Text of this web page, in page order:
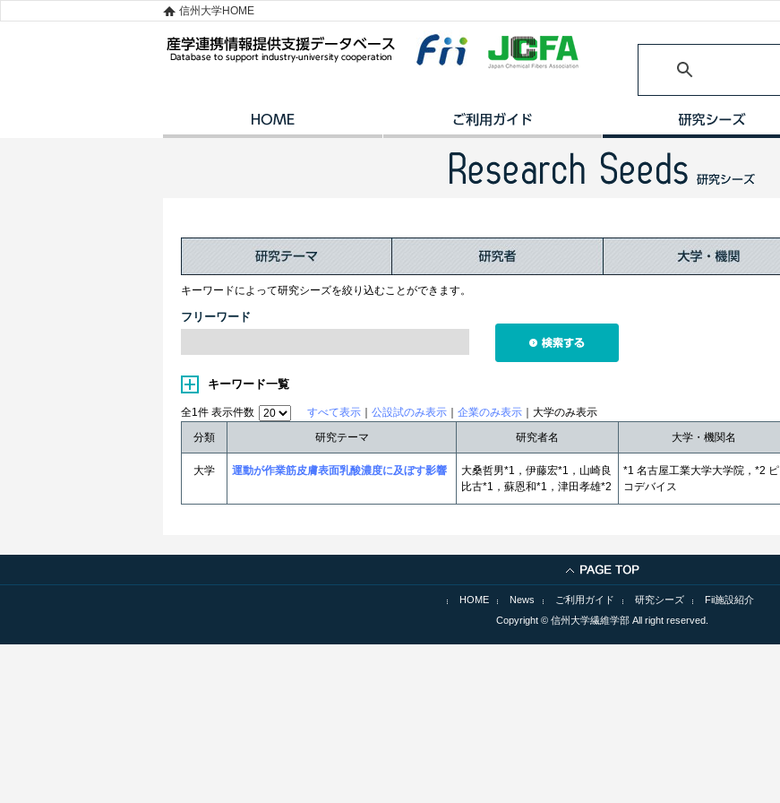
信州大学HOME
キーワードによって研究シーズを絞り込むことができます。
フリーワード
キーワード一覧
全1件 表示件数 すべて表示 公設試のみ表示 企業のみ表示 ｜大学のみ表示
分類 研究テーマ 研究者名 大学・機関名
大学 運動が作業筋皮膚表面乳酸濃度に及ぼす影響
大桑哲男*1，伊藤宏*1，山崎良
比古*1，蘇恩和*1，津田孝雄*2
*1 名古屋工業大学大学院，*2 ピ
コデバイス
HOME News ご利用ガイド 研究シーズ
Fii施設紹介
Copyright © 信州大学繊維学部 All right reserved.